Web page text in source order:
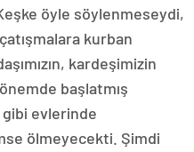
öyle söylenmeseydi,
kurban
kardeşimizin
başlatmış
evlerinde
ölmeyecekti. Şimdi